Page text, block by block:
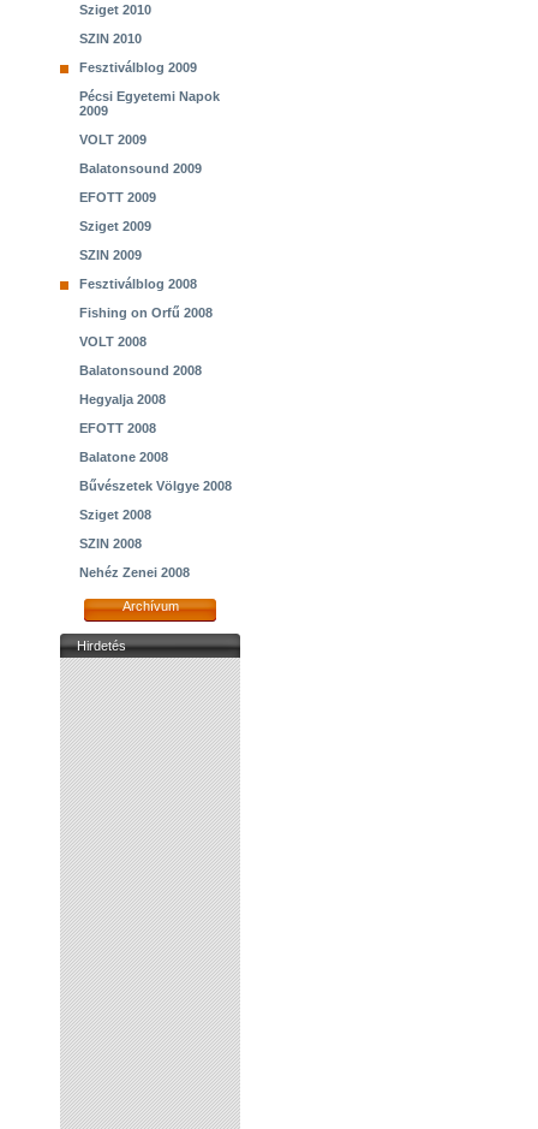
Sziget 2010
SZIN 2010
Fesztiválblog 2009
Pécsi Egyetemi Napok
2009
VOLT 2009
Balatonsound 2009
EFOTT 2009
Sziget 2009
SZIN 2009
Fesztiválblog 2008
Fishing on Orfű 2008
VOLT 2008
Balatonsound 2008
Hegyalja 2008
EFOTT 2008
Balatone 2008
Bűvészetek Völgye 2008
Sziget 2008
SZIN 2008
Nehéz Zenei 2008
Archívum
Hirdetés